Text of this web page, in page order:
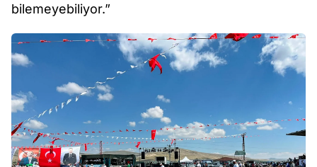
bilemeyebiliyor.”